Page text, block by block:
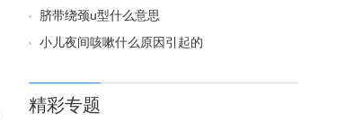
脐带绕颈u型什么意思
小儿夜间咳嗽什么原因引起的
精彩专题